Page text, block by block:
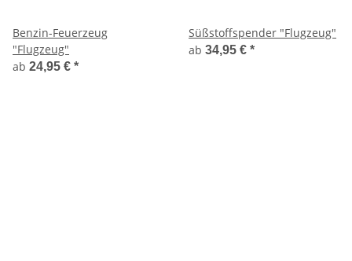
Benzin-Feuerzeug
"Flugzeug"
ab 24,95 € *
Süßstoffspender "Flugzeug"
ab 34,95 € *